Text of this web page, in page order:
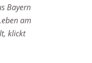
Bayern
am
klickt